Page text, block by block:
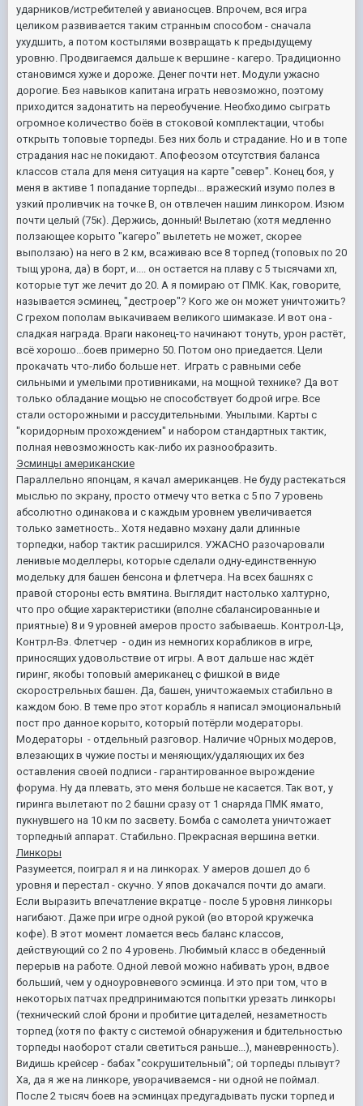
ударников/истребителей у авианосцев. Впрочем, вся игра
целиком развивается таким странным способом - сначала
ухудшить, а потом костылями возвращать к предыдущему
уровню. Продвигаемся дальше к вершине - кагеро. Традиционно
становимся хуже и дороже. Денег почти нет. Модули ужасно
дорогие. Без навыков капитана играть невозможно, поэтому
приходится задонатить на переобучение. Необходимо сыграть
огромное количество боёв в стоковой комплектации, чтобы
открыть топовые торпеды. Без них боль и страдание. Но и в топе
страдания нас не покидают. Апофеозом отсутствия баланса
классов стала для меня ситуация на карте "север". Конец боя, у
меня в активе 1 попадание торпеды... вражеский изумо полез в
узкий проливчик на точке В, он отвлечен нашим линкором. Изюм
почти целый (75к). Держись, донный! Вылетаю (хотя медленно
ползающее корыто "кагеро" вылететь не может, скорее
выползаю) на него в 2 км, всаживаю все 8 торпед (топовых по 20
тыщ урона, да) в борт, и.... он остается на плаву с 5 тысячами хп,
которые тут же лечит до 20. А я помираю от ПМК. Как, говорите,
называется эсминец, "дестроер"? Кого же он может уничтожить?
С грехом пополам выкачиваем великого шимаказе. И вот она -
сладкая награда. Враги наконец-то начинают тонуть, урон растёт,
всё хорошо...боев примерно 50. Потом оно приедается. Цели
прокачать что-либо больше нет. Играть с равными себе
сильными и умелыми противниками, на мощной технике? Да вот
только обладание мощью не способствует бодрой игре. Все
стали осторожными и рассудительными. Унылыми. Карты с
"коридорным прохождением" и набором стандартных тактик,
полная невозможность как-либо их разнообразить.
Эсминцы американские
Параллельно японцам, я качал американцев. Не буду растекаться
мыслью по экрану, просто отмечу что ветка с 5 по 7 уровень
абсолютно одинакова и с каждым уровнем увеличивается
только заметность.. Хотя недавно мэхану дали длинные
торпедки, набор тактик расширился. УЖАСНО разочаровали
ленивые моделлеры, которые сделали одну-единственную
модельку для башен бенсона и флетчера. На всех башнях с
правой стороны есть вмятина. Выглядит настолько халтурно,
что про общие характеристики (вполне сбалансированные и
приятные) 8 и 9 уровней амеров просто забываешь. Контрол-Цэ,
Контрл-Вэ. Флетчер - один из немногих корабликов в игре,
приносящих удовольствие от игры. А вот дальше нас ждёт
гиринг, якобы топовый американец с фишкой в виде
скорострельных башен. Да, башен, уничтожаемых стабильно в
каждом бою. В теме про этот корабль я написал эмоциональный
пост про данное корыто, который потёрли модераторы.
Модераторы - отдельный разговор. Наличие чОрных модеров,
влезающих в чужие посты и меняющих/удаляющих их без
оставления своей подписи - гарантированное вырождение
форума. Ну да плевать, это меня больше не касается. Так вот, у
гиринга вылетают по 2 башни сразу от 1 снаряда ПМК ямато,
пукнувшего на 10 км по засвету. Бомба с самолета уничтожает
торпедный аппарат. Стабильно. Прекрасная вершина ветки.
Линкоры
Разумеется, поиграл я и на линкорах. У амеров дошел до 6
уровня и перестал - скучно. У япов докачался почти до амаги.
Если выразить впечатление вкратце - после 5 уровня линкоры
нагибают. Даже при игре одной рукой (во второй кружечка
кофе). В этот момент ломается весь баланс классов,
действующий со 2 по 4 уровень. Любимый класс в обеденный
перерыв на работе. Одной левой можно набивать урон, вдвое
больший, чем у одноуровневого эсминца. И это при том, что в
некоторых патчах предпринимаются попытки урезать линкоры
(технический слой брони и пробитие цитаделей, незаметность
торпед (хотя по факту с системой обнаружения и бдительностью
торпеды наоборот стали светиться раньше...), маневренность).
Видишь крейсер - бабах "сокрушительный"; ой торпеды плывут?
Ха, да я же на линкоре, уворачиваемся - ни одной не поймал.
После 2 тысяч боев на эсминцах предугадывать пуски торпед и